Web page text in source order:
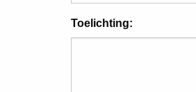
Toelichting: